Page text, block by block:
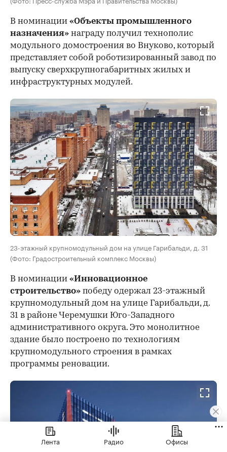
В номинации «Объекты промышленного
назначения» награду получил технополис
модульного домостроения во Внуково, который
представляет собой роботизированный завод по
выпуску сверхкрупногабаритных жилых и
инфраструктурных модулей.
23-этажный крупномодульный дом на улице Гарибальди, д. 31
(Фото: Градостроительный комплекс Москвы)
В номинации «Инновационное
строительство» победу одержал 23-этажный
крупномодульный дом на улице Гарибальди, д.
31 в районе Черемушки Юго-Западного
административного округа. Это монолитное
здание было построено по технологиям
крупномодульного строения в рамках
программы реновации.
Лента Радио Офисы